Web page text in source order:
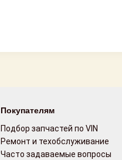
Покупателям
Подбор запчастей по VIN
Ремонт и техобслуживание
Часто задаваемые вопросы